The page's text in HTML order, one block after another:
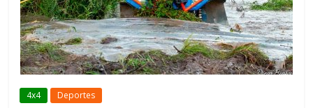
4x4 Deportes